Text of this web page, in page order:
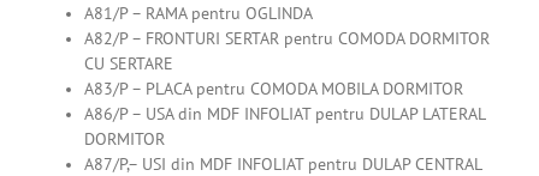
A81/P – RAMA pentru OGLINDA
A82/P – FRONTURI SERTAR pentru COMODA DORMITOR
CU SERTARE
A83/P – PLACA pentru COMODA MOBILA DORMITOR
A86/P – USA din MDF INFOLIAT pentru DULAP LATERAL
DORMITOR
A87/P,– USI din MDF INFOLIAT pentru DULAP CENTRAL